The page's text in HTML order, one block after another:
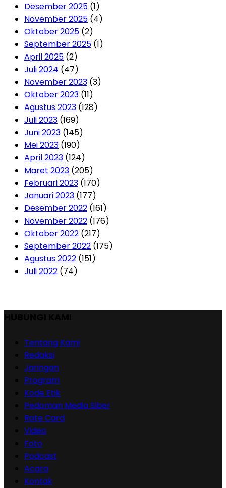
Desember 2025 (1)
November 2025 (4)
Oktober 2025 (2)
September 2025 (1)
April 2025 (2)
Juli 2024 (47)
November 2023 (3)
Oktober 2023 (11)
Agustus 2023 (128)
Juli 2023 (169)
Juni 2023 (145)
Mei 2023 (190)
April 2023 (124)
Maret 2023 (205)
Februari 2023 (170)
Januari 2023 (177)
Desember 2022 (161)
November 2022 (176)
Oktober 2022 (217)
September 2022 (175)
Agustus 2022 (151)
Juli 2022 (74)
Tentang Kami
Redaksi
Jaringan
Program
Kode Etik
Pedoman Media Siber
Rate Card
Video
Foto
Podcast
Acara
Kontak